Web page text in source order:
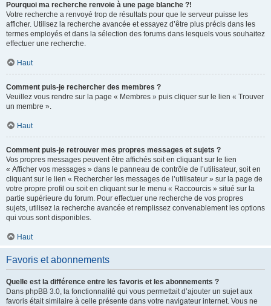
Pourquoi ma recherche renvoie à une page blanche ?!
Votre recherche a renvoyé trop de résultats pour que le serveur puisse les
afficher. Utilisez la recherche avancée et essayez d’être plus précis dans les
termes employés et dans la sélection des forums dans lesquels vous souhaitez
effectuer une recherche.
Haut
Comment puis-je rechercher des membres ?
Veuillez vous rendre sur la page « Membres » puis cliquer sur le lien « Trouver
un membre ».
Haut
Comment puis-je retrouver mes propres messages et sujets ?
Vos propres messages peuvent être affichés soit en cliquant sur le lien
« Afficher vos messages » dans le panneau de contrôle de l’utilisateur, soit en
cliquant sur le lien « Rechercher les messages de l’utilisateur » sur la page de
votre propre profil ou soit en cliquant sur le menu « Raccourcis » situé sur la
partie supérieure du forum. Pour effectuer une recherche de vos propres
sujets, utilisez la recherche avancée et remplissez convenablement les options
qui vous sont disponibles.
Haut
Favoris et abonnements
Quelle est la différence entre les favoris et les abonnements ?
Dans phpBB 3.0, la fonctionnalité qui vous permettait d’ajouter un sujet aux
favoris était similaire à celle présente dans votre navigateur internet. Vous ne